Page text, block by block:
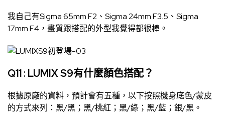
我自己有Sigma 65mm F2、Sigma 24mm F3.5、Sigma
17mm F4，畫質跟搭配的外型我覺得都很棒。
Q11 : LUMIX S9有什麼顏色搭配？
根據原廠的資料，預計會有五種，以下按照機身底色/蒙皮
的方式來列：黑/黑；黑/桃紅；黑/綠；黑/藍；銀/黑。